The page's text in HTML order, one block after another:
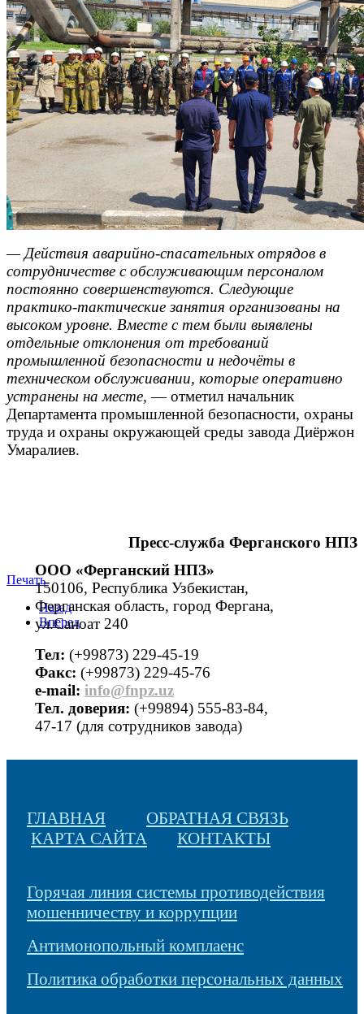
— Действия аварийно-спасательных отрядов в
сотрудничестве с обслуживающим персоналом
постоянно совершенствуются. Следующие
практико-тактические занятия организованы на
высоком уровне. Вместе с тем были выявлены
отдельные отклонения от требований
промышленной безопасности и недочёты в
техническом обслуживании, которые оперативно
устранены на месте,— отметил начальник
Департамента промышленной безопасности, охраны
труда и охраны окружающей среды завода Диёржон
Умаралиев.
Пресс-служба Ферганского НПЗ
Печать
Назад
Вперед
ООО «Ферганский НПЗ»
150106, Республика Узбекистан,
Ферганская область, город Фергана,
ул.Саноат 240
Тел: (+99873) 229-45-19
Факс: (+99873) 229-45-76
е-mail: info@fnpz.uz
Тел. доверия: (+99894) 555-83-84,
47-17 (для сотрудников завода)
ГЛАВНАЯ
ОБРАТНАЯ СВЯЗЬ
КАРТА САЙТА
КОНТАКТЫ
Горячая линия системы противодействия
мошенничеству и коррупции
Антимонопольный комплаенс
Политика обработки персональных данных